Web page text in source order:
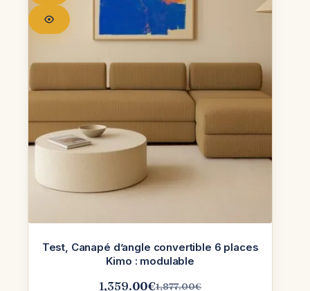
Test, Canapé d’angle convertible 6 places
Kimo : modulable
1,877.00€
1,359.00€